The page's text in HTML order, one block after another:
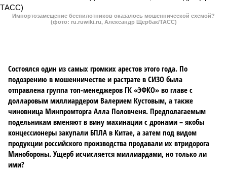
Импортозамещение беспилотников оказалось мошеннической схемой?
(фото: ru.ruwiki.ru, Александр Щербак/ТАСС)
Состоялся один из самых громких арестов этого года. По
подозрению в мошенничестве и растрате в СИЗО была
отправлена группа топ-менеджеров ГК «ЭФКО» во главе с
долларовым миллиардером Валерием Кустовым, а также
чиновница Минпромторга Алла Половченя. Предполагаемым
подельникам вменяют в вину махинации с дронами – якобы
концессионеры закупали БПЛА в Китае, а затем под видом
продукции российского производства продавали их втридорога
Минобороны. Ущерб исчисляется миллиардами, но только ли
ими?